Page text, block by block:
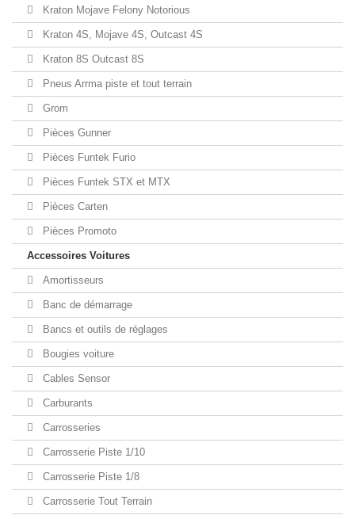
Kraton Mojave Felony Notorious
Kraton 4S, Mojave 4S, Outcast 4S
Kraton 8S Outcast 8S
Pneus Arrma piste et tout terrain
Grom
Pièces Gunner
Pièces Funtek Furio
Pièces Funtek STX et MTX
Pièces Carten
Pièces Promoto
Accessoires Voitures
Amortisseurs
Banc de démarrage
Bancs et outils de réglages
Bougies voiture
Cables Sensor
Carburants
Carrosseries
Carrosserie Piste 1/10
Carrosserie Piste 1/8
Carrosserie Tout Terrain